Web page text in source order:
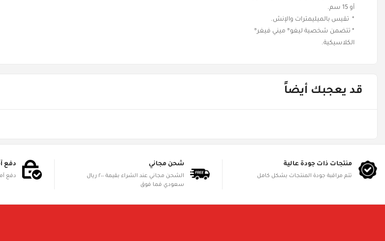
أو 15 سم.
* تقيس بالميليمترات والإنش.
* تتضمن شخصية ليغو® ميني فيغر®
الكلاسيكية.
قد يعجبك أيضاً
منتجات ذات جودة عالية
تتم مراقبة جودة المنتجات بشكل كامل
شحن مجاني
الشحن مجاني عند الشراء بقيمة ٢٠٠ ريال
سعودي فما فوق
دفع
دفع